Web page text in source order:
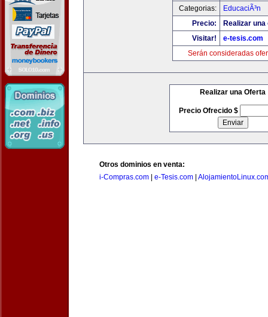
Categorias:
EducaciÃ³n
Precio:
Realizar
Visitar!
e-tesis.com
Serán consideradas
Realizar una Oferta
Precio Ofrecido $
Otros dominios en venta:
i-Compras.com
e-Tesis.com